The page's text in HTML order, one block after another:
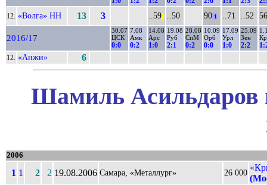
12. «Волга» НН 13 3 ..59 ..50 90 1 ..71 ..52
2016/17
30.07
ЦСК
0:0
7.08
Амк
0:2
14.08
Арс
1:0
19.08
Руб
2:1
28.08
СпМ
0:2
10.09
Орб
0:0
17.09
Урл
1:0
25.09
Зен
2:2
12. «Анжи» 6
Шамиль Асильдаров
2006
1 1 2 2 19.08.2006 Самара, «Металлург» 26 000